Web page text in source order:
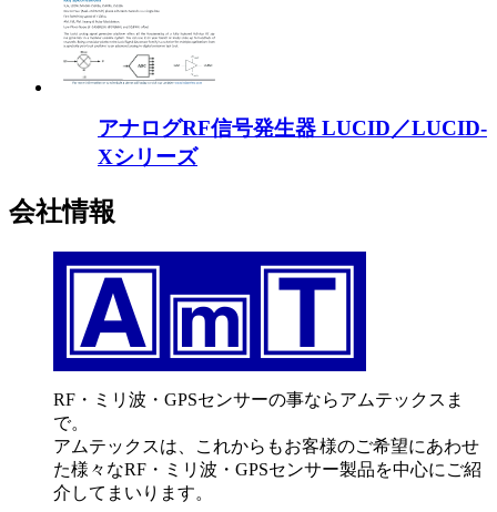
アナログRF信号発生器 LUCID／LUCID-
Xシリーズ
会社情報
RF・ミリ波・GPSセンサーの事ならアムテックスま
で。
アムテックスは、これからもお客様のご希望にあわせ
た様々なRF・ミリ波・GPSセンサー製品を中心にご紹
介してまいります。